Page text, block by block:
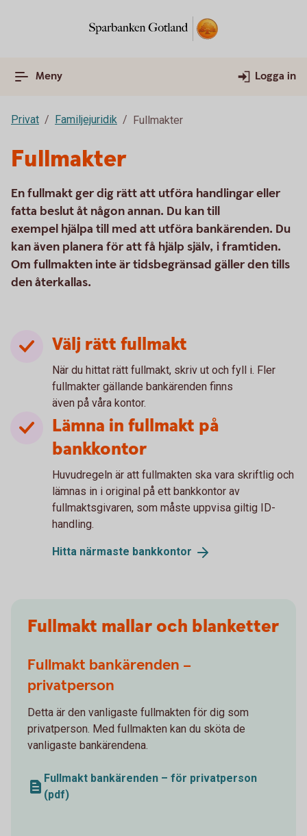
Meny Logga in
Privat Familjejuridik Fullmakter
Fullmakter
En fullmakt ger dig rätt att utföra handlingar eller
fatta beslut åt någon annan. Du kan till
exempel hjälpa till med att utföra bankärenden. Du
kan även planera för att få hjälp själv, i framtiden.
Om fullmakten inte är tidsbegränsad gäller den tills
den återkallas.
Välj rätt fullmakt
När du hittat rätt fullmakt, skriv ut och fyll i. Fler
fullmakter gällande bankärenden finns
även på våra kontor.
Lämna in fullmakt på
bankkontor
Huvudregeln är att fullmakten ska vara skriftlig och
lämnas in i original på ett bankkontor av
fullmaktsgivaren, som måste uppvisa giltig ID-
handling.
Hitta närmaste bankkontor
Fullmakt mallar och blanketter
Fullmakt bankärenden –
privatperson
Detta är den vanligaste fullmakten för dig som
privatperson. Med fullmakten kan du sköta de
vanligaste bankärendena.
Fullmakt bankärenden – för privatperson
(pdf)